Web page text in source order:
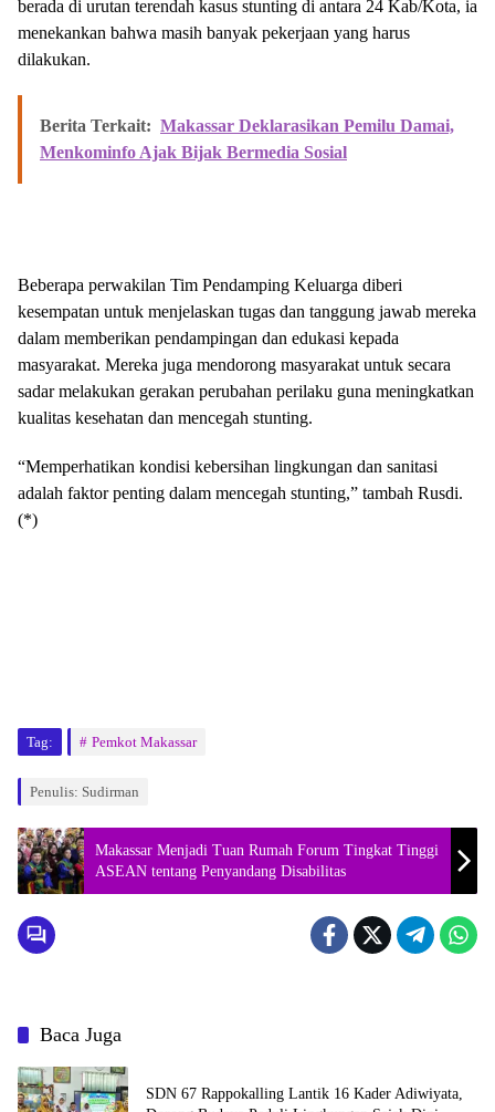
berada di urutan terendah kasus stunting di antara 24 Kab/Kota, ia
menekankan bahwa masih banyak pekerjaan yang harus
dilakukan.
Berita Terkait: Makassar Deklarasikan Pemilu Damai,
Menkominfo Ajak Bijak Bermedia Sosial
Beberapa perwakilan Tim Pendamping Keluarga diberi
kesempatan untuk menjelaskan tugas dan tanggung jawab mereka
dalam memberikan pendampingan dan edukasi kepada
masyarakat. Mereka juga mendorong masyarakat untuk secara
sadar melakukan gerakan perubahan perilaku guna meningkatkan
kualitas kesehatan dan mencegah stunting.
“Memperhatikan kondisi kebersihan lingkungan dan sanitasi
adalah faktor penting dalam mencegah stunting,” tambah Rusdi.
(*)
Tag: Pemkot Makassar
Penulis: Sudirman
Makassar Menjadi Tuan Rumah Forum Tingkat Tinggi
ASEAN tentang Penyandang Disabilitas
Baca Juga
SDN 67 Rappokalling Lantik 16 Kader Adiwiyata,